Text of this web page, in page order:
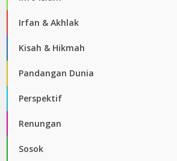
Irfan & Akhlak
Kisah & Hikmah
Pandangan Dunia
Perspektif
Renungan
Sosok